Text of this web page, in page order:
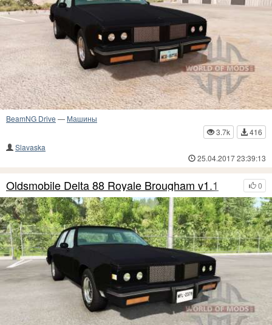
BeamNG Drive — Машины
3.7k
416
Slavaska
25.04.2017 23:39:13
0
Oldsmobile Delta 88 Royale Brougham v1.1